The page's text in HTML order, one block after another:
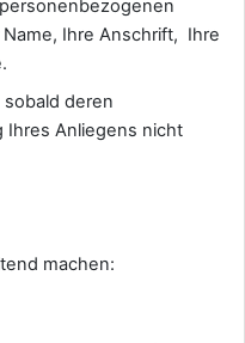
Ihre Anschrift, Ihre
deren
Ihres Anliegens nicht
machen: